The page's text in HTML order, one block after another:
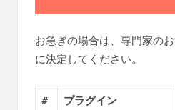
お急ぎの場合は、専門家の
に決定してください。
# プラグイン